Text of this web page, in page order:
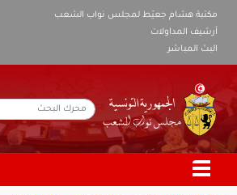
مكتبة هشام جعيّط لمجلس نواب الشعب
أرشيف المداولات
البث المباشر